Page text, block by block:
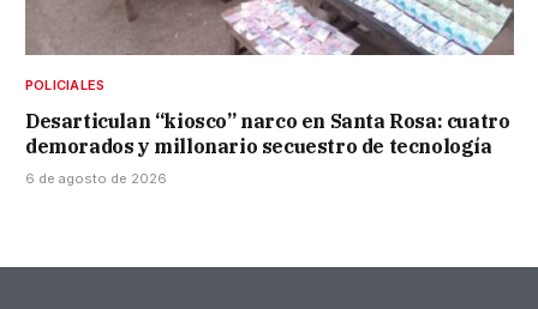
POLICIALES
Desarticulan “kiosco” narco en Santa Rosa: cuatro
demorados y millonario secuestro de tecnología
6 de agosto de 2026